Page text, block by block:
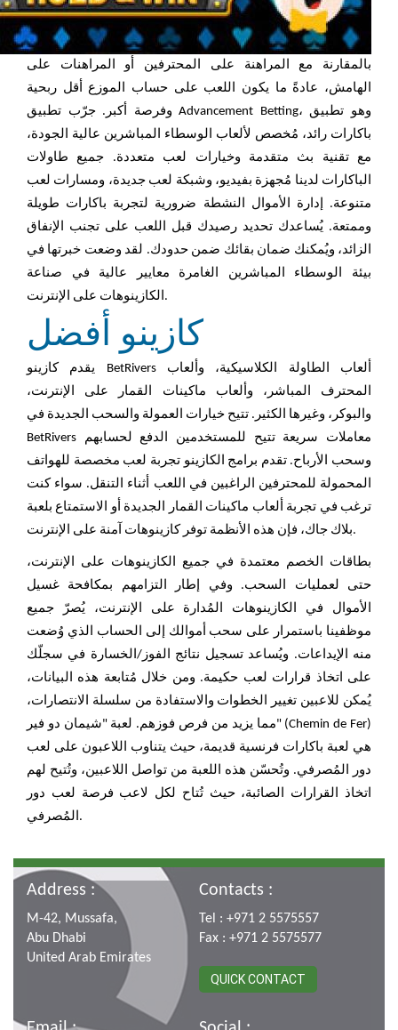
بالمقارنة مع المراهنة على المحترفين أو المراهنات على
الهامش، عادةً ما يكون اللعب على حساب الموزع أقل ربحية
وفرصة أكبر. جرّب تطبيق Advancement Betting، وهو تطبيق
باكارات رائد، مُخصص لألعاب الوسطاء المباشرين عالية الجودة،
مع تقنية بث متقدمة وخيارات لعب متعددة. جميع طاولات
الباكارات لدينا مُجهزة بفيديو، وشبكة لعب جديدة، ومسارات لعب
متنوعة. إدارة الأموال النشطة ضرورية لتجربة باكارات طويلة
وممتعة. يُساعدك تحديد رصيدك قبل اللعب على تجنب الإنفاق
الزائد، ويُمكنك ضمان بقائك ضمن حدودك. لقد وضعت خبرتها في
بيئة الوسطاء المباشرين الغامرة معايير عالية في صناعة
الكازينوهات على الإنترنت.
كازينو أفضل
يقدم كازينو BetRivers ألعاب الطاولة الكلاسيكية، وألعاب
المحترف المباشر، وألعاب ماكينات القمار على الإنترنت،
والبوكر، وغيرها الكثير. تتيح خيارات العمولة والسحب الجديدة في
BetRivers معاملات سريعة تتيح للمستخدمين الدفع لحسابهم
وسحب الأرباح. تقدم برامج الكازينو تجربة لعب مخصصة للهواتف
المحمولة للمحترفين الراغبين في اللعب أثناء التنقل. سواء كنت
ترغب في تجربة ألعاب ماكينات القمار الجديدة أو الاستمتاع بلعبة
بلاك جاك، فإن هذه الأنظمة توفر كازينوهات آمنة على الإنترنت.
بطاقات الخصم معتمدة في جميع الكازينوهات على الإنترنت،
حتى لعمليات السحب. وفي إطار التزامهم بمكافحة غسيل
الأموال في الكازينوهات المُدارة على الإنترنت، يُصرّ جميع
موظفينا باستمرار على سحب أموالك إلى الحساب الذي وُضعت
منه الإيداعات. ويُساعد تسجيل نتائج الفوز/الخسارة في سجلّك
على اتخاذ قرارات لعب حكيمة. ومن خلال مُتابعة هذه البيانات،
يُمكن للاعبين تغيير الخطوات والاستفادة من سلسلة الانتصارات،
مما يزيد من فرص فوزهم. لعبة "شيمان دو فير" (Chemin de Fer)
هي لعبة باكارات فرنسية قديمة، حيث يتناوب اللاعبون على لعب
دور المُصرفي. وتُحسّن هذه اللعبة من تواصل اللاعبين، وتُتيح لهم
اتخاذ القرارات الصائبة، حيث تُتاح لكل لاعب فرصة لعب دور
المُصرفي.
Address :
M-42, Mussafa,
Abu Dhabi
United Arab Emirates
Contacts :
Tel : +971 2 5575557
Fax : +971 2 5575577
QUICK CONTACT